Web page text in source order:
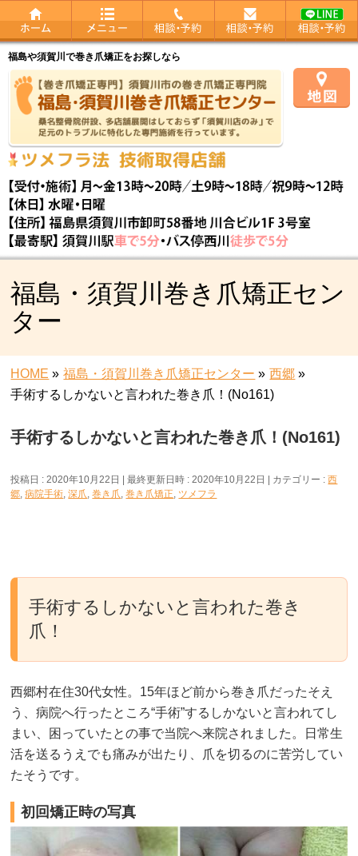
福島や須賀川で巻き爪矯正をお探しなら
福島・須賀川巻き爪矯正セン
ター
HOME » 福島・須賀川巻き爪矯正センター » 西郷 »
手術するしかないと言われた巻き爪！(No161)
手術するしかないと言われた巻き爪！(No161)
投稿日 : 2020年10月22日 最終更新日時 : 2020年10月22日 カテゴリー :西
郷 ,病院手術 ,深爪 ,巻き爪 ,巻き爪矯正 ツメフラ
手術するしかないと言われた巻き
爪！
西郷村在住30代女性。15年ほど前から巻き爪だったそえ
う、病院へ行ったところ“手術”するしかないと言われてし
まい、困っていたとの事で当院へ来院されました。日常生
活を送るうえでも痛みが出たり、爪を切るのに苦労してい
たそうです。
初回矯正時の写真